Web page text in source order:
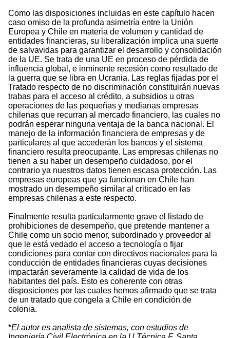
Como las disposiciones incluidas en este capítulo hacen
caso omiso de la profunda asimetría entre la Unión
Europea y Chile en materia de volumen y cantidad de
entidades financieras, su liberalización implica una suerte
de salvavidas para garantizar el desarrollo y consolidación
de la UE. Se trata de una UE en proceso de pérdida de
influencia global, e inminente recesión como resultado de
la guerra que se libra en Ucrania. Las reglas fijadas por el
Tratado respecto de no discriminación constituirán nuevas
trabas para el acceso al crédito, a subsidios u otras
operaciones de las pequeñas y medianas empresas
chilenas que recurran al mercado financiero, las cuales no
podrán esperar ninguna ventaja de la banca nacional. El
manejo de la información financiera de empresas y de
particulares al que accederán los bancos y el sistema
financiero resulta preocupante. Las empresas chilenas no
tienen a su haber un desempeño cuidadoso, por el
contrario ya nuestros datos tienen escasa protección. Las
empresas europeas que ya funcionan en Chile han
mostrado un desempeño similar al criticado en las
empresas chilenas a este respecto.
Finalmente resulta particularmente grave el listado de
prohibiciones de desempeño, que pretende mantener a
Chile como un socio menor, subordinado y proveedor al
que le está vedado el acceso a tecnología o fijar
condiciones para contar con directivos nacionales para la
conducción de entidades financieras cuyas decisiones
impactarán severamente la calidad de vida de los
habitantes del país. Esto es coherente con otras
disposiciones por las cuales hemos afirmado que se trata
de un tratado que congela a Chile en condición de
colonia.
*El autor es analista de sistemas, con estudios de